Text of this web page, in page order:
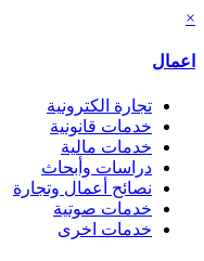
×
اعمال
تجارة الكترونية
خدمات قانونية
خدمات مالية
دراسات وأبحاث
نصائح أعمال وتجارة
خدمات صوتية
خدمات اخرى